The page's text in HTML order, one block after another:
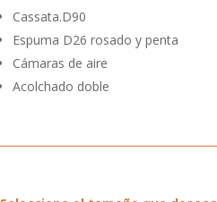
Cassata.D90
Espuma D26 rosado y penta
Cámaras de aire
Acolchado doble